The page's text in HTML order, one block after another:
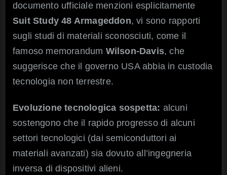
documento ufficiale menzioni esplicitamente
Suit Study 48 Armageddon, vi sono rapporti
sugli studi di materiali sconosciuti, come il
famoso memorandum Wilson-Davis, che
suggerisce che il governo USA abbia in custodia
tecnologia non terrestre.
Evoluzione tecnologica sospetta: alcuni
sostengono che il rapido progresso di alcuni
settori tecnologici (dai semiconduttori ai
materiali avanzati) sia dovuto all’ingegneria
inversa di dispositivi alieni.